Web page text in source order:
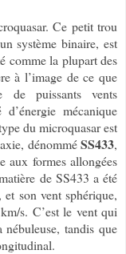
Ce petit trou
système binaire, est
comme la plupart des
à l’image de ce que
de puissants vents
mécanique
du microquasar est
dénomméSS433,
aux formes allongées
de SS433 a été
son vent sphérique,
s. C’est le vent qui
tandis que